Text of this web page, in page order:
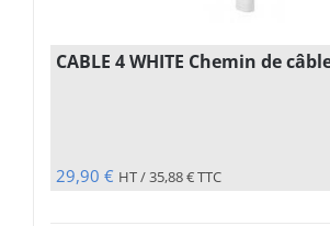
CABLE 4 WHITE Chemin de
29,90 € HT /35,88€TTC